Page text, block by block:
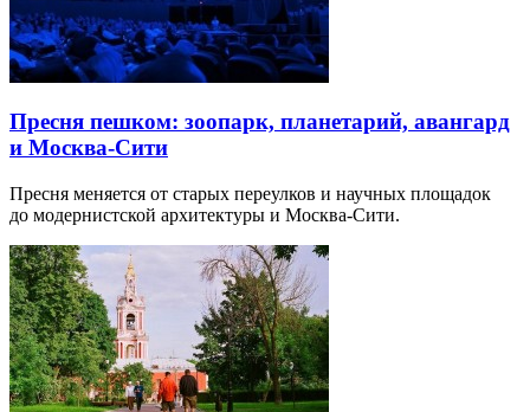
Пресня пешком: зоопарк, планетарий, авангард
и Москва-Сити
Пресня меняется от старых переулков и научных площадок
до модернистской архитектуры и Москва-Сити.